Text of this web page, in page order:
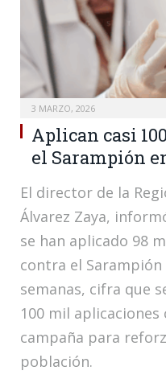
3 MARZO, 2026
Aplican casi
el Sarampión
El director de la
Álvarez Zaya,
se han aplicado 98
contra el
semanas, cifra que
100 mil
campaña para
población.